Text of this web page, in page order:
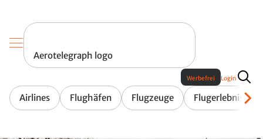
Aerotelegraph logo
Airlines Flughäfen Flugzeuge Flugerlebnis
Werbefrei Login